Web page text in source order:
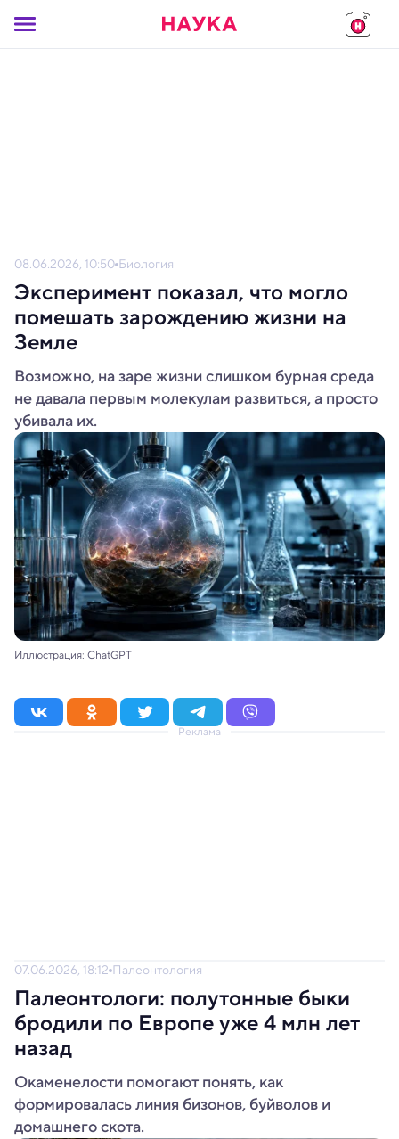
08.06.2026, 10:50 Биология
Эксперимент показал, что могло
помешать зарождению жизни на
Земле
Возможно, на заре жизни слишком бурная среда
не давала первым молекулам развиться, а просто
убивала их.
Иллюстрация: ChatGPT
Реклама
07.06.2026, 18:12 Палеонтология
Палеонтологи: полутонные быки
бродили по Европе уже 4 млн лет
назад
Окаменелости помогают понять, как
формировалась линия бизонов, буйволов и
домашнего скота.